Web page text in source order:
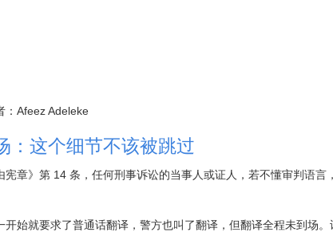
：Afeez Adeleke
：这个细节不该被跳过
宪章》第 14 条，任何刑事诉讼的当事人或证人，若不懂审判语
始就要求了普通话翻译，警方也叫了翻译，但翻译全程未到场。